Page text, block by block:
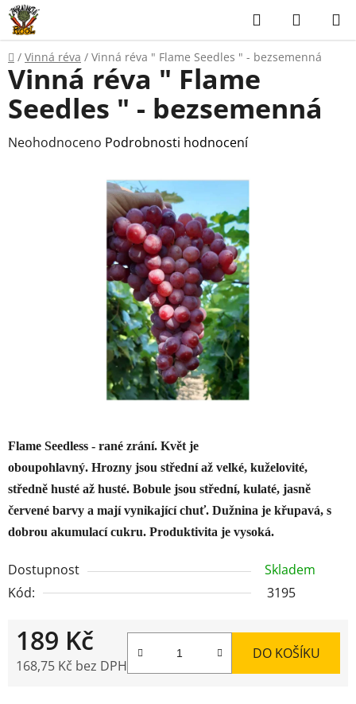
Přejít
na
obsah
Hledat
KOŠÍK
Domů
/ Vinná réva / Vinná réva " Flame Seedles " - bezsemenná
Flame Seedless - rané zrání. Květ je
oboupohlavný. Hrozny jsou střední až velké, kuželovité,
středně husté až husté. Bobule jsou střední, kulaté, jasně
červené barvy a mají vynikající chuť. Dužnina je křupavá, s
dobrou akumulací cukru. Produktivita je vysoká.
Dostupnost
Skladem
Kód:
3195
189 Kč
168,75 Kč bez DPH
DO KOŠÍKU
Vinná réva " Flame
Seedles " - bezsemenná
Průměrné
Neohodnoceno Podrobnosti hodnocení